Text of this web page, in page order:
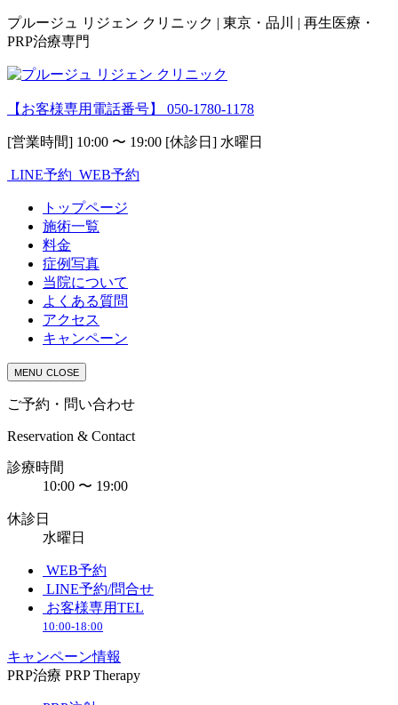
プルージュ リジェン クリニック | 東京・品川 | 再生医療・
PRP治療専門
【お客様専用電話番号】 050-1780-1178
[営業時間] 10:00 〜 19:00 [休診日] 水曜日
LINE予約 WEB予約
トップページ
施術一覧
料金
症例写真
当院について
よくある質問
アクセス
キャンペーン
MENU CLOSE
ご予約・問い合わせ
Reservation & Contact
診療時間
10:00 〜 19:00
休診日
水曜日
WEB予約
LINE予約/問合せ
お客様専用TEL
10:00-18:00
キャンペーン情報
PRP治療 PRP Therapy